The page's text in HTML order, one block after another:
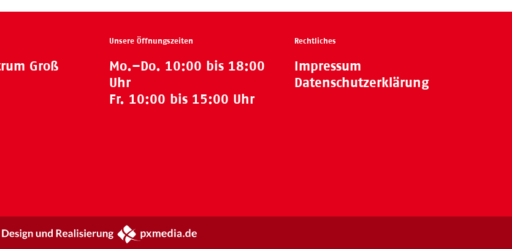
Groß
Unsere Öffnungszeiten
Mo.–Do. 10:00 bis 18:00
Uhr
Fr. 10:00 bis 15:00 Uhr
Rechtliches
Impressum
Datenschutzerklärung